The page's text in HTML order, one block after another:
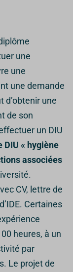
une
une
une demande
d’obtenir une
de son
un DIU
DIU « hygiène
associées
CV, lettre de
Certaines
heures, à un
par
Le projet de